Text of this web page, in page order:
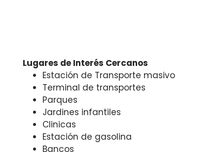
Lugares de Interés Cercanos
Estación de Transporte masivo
Terminal de transportes
Parques
Jardines infantiles
Clinicas
Estación de gasolina
Bancos